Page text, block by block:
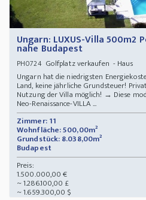
Ungarn: LUXUS-Villa 500m2
nahe Budapest
PH0724Golfplatz verkaufen - Haus
Ungarn hat die niedrigsten
Land, keine jährliche Grundsteuer!
Nutzung der Villa möglich! → Diese
Neo-Renaissance-VILLA ...
Zimmer: 11
Wohnfläche: 500,00m²
Grundstück: 8.038,00m²
Budapest
Preis:
1.500.000,00 €
~ 1.286.100,00 £
~ 1.659.300,00 $